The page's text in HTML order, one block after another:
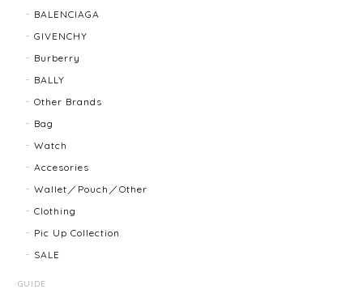
迅速に対応してくださり、ありがとうございます。 品
物の状態も良く、満足しております🥰 また機会があり
ましたらよろしくお願いします！
はぜんぜんわからずとても綺麗で素敵な時計でとても
気にいりました。 いつも迅速な発送と綺麗な商品ばか
りなので安心して購入できます。ありがとうございま
BALENCIAGA
GIVENCHY
Burberry
BALLY
Other Brands
Bag
Watch
Accesories
Wallet／Pouch／Other
Clothing
Pic Up Collection
SALE
GUIDE